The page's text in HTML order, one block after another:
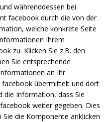
währenddessen bei
facebook durch die von der
welche konkrete Seite
Ihrem
zu. Klicken Sie z.B. den
Sie entsprechende
an Ihr
übermittelt und dort
die Information, dass Sie
weiter gegeben. Dies
die Komponente anklicken